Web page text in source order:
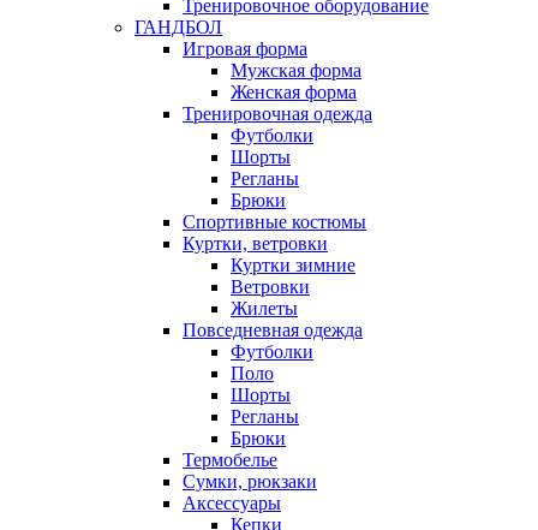
Тренировочное оборудование
ГАНДБОЛ
Игровая форма
Мужская форма
Женская форма
Тренировочная одежда
Футболки
Шорты
Регланы
Брюки
Спортивные костюмы
Куртки, ветровки
Куртки зимние
Ветровки
Жилеты
Повседневная одежда
Футболки
Поло
Шорты
Регланы
Брюки
Термобелье
Сумки, рюкзаки
Аксессуары
Кепки